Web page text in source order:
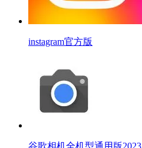
instagram官方版
谷歌相机全机型通用版2023